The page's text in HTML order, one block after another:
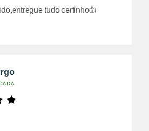
tudo certinho👍